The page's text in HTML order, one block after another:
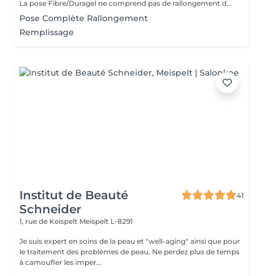
La pose Fibre/Duragel ne comprend pas de rallongement des ongles. Si vous souhaitez plus de longueur, merci de sélectionner l'option pose complète avec rallongement
Pose Complète Rallongement
Remplissage
Institut de Beauté
Schneider
41
1, rue de Keispelt Meispelt L-8291
Je suis expert en soins de la peau et "well-aging" ainsi que pour
le traitement des problèmes de peau. Ne perdez plus de temps
à camoufler les imper...